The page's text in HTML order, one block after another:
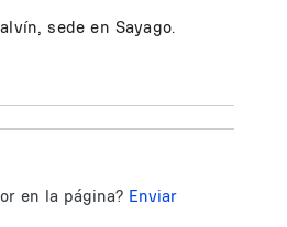
sede en Sayago.
en la página? Enviar